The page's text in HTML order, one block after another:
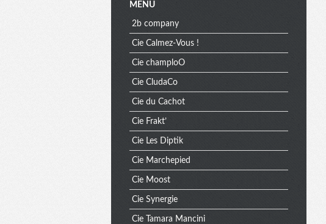
MENU
2b company
Cie Calmez-Vous !
Cie champloO
Cie CludaCo
Cie du Cachot
Cie Frakt’
Cie Les Diptik
Cie Marchepied
Cie Moost
Cie Synergie
Cie Tamara Mancini